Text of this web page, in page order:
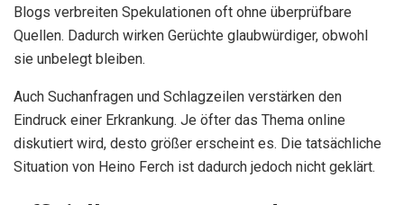
Blogs verbreiten Spekulationen oft ohne überprüfbare
Quellen. Dadurch wirken Gerüchte glaubwürdiger, obwohl
sie unbelegt bleiben.
Auch Suchanfragen und Schlagzeilen verstärken den
Eindruck einer Erkrankung. Je öfter das Thema online
diskutiert wird, desto größer erscheint es. Die tatsächliche
Situation von Heino Ferch ist dadurch jedoch nicht geklärt.